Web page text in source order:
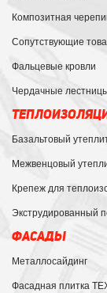
Композитная
Сопутствующие
Фальцевые кровли
Чердачные
Базальтовый
Межвенцовый
Крепеж для
Экструдированный
ФАСАДЫ
Металлосайдинг
Фасадная плитка